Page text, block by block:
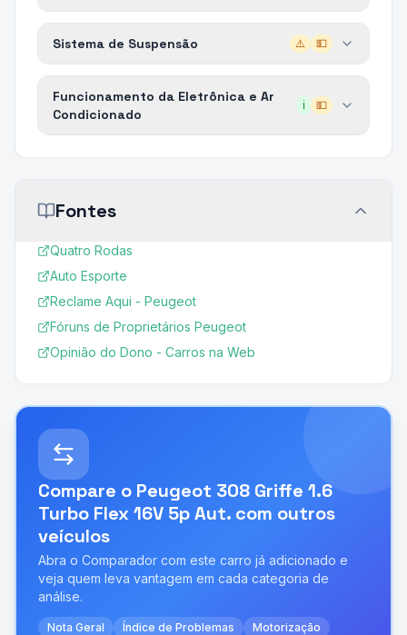
Sistema de Suspensão ⚠️ 💵
Funcionamento da Eletrônica e Ar
Condicionado
ℹ️ 💵
Fontes
Quatro Rodas
Auto Esporte
Reclame Aqui - Peugeot
Fóruns de Proprietários Peugeot
Opinião do Dono - Carros na Web
Compare o Peugeot 308 Griffe 1.6
Turbo Flex 16V 5p Aut. com outros
veículos
Abra o Comparador com este carro já adicionado e
veja quem leva vantagem em cada categoria de
análise.
Nota Geral Índice de Problemas
Motorização